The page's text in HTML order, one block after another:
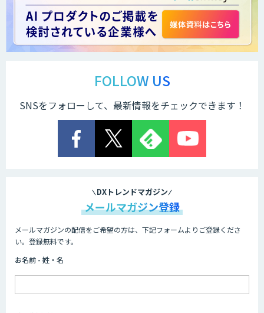
FOLLOW US
SNSをフォローして、最新情報をチェックできます！
DXトレンドマガジン
メールマガジン登録
メールマガジンの配信をご希望の方は、下記フォームよりご登録くださ
い。登録無料です。
お名前 - 姓・名